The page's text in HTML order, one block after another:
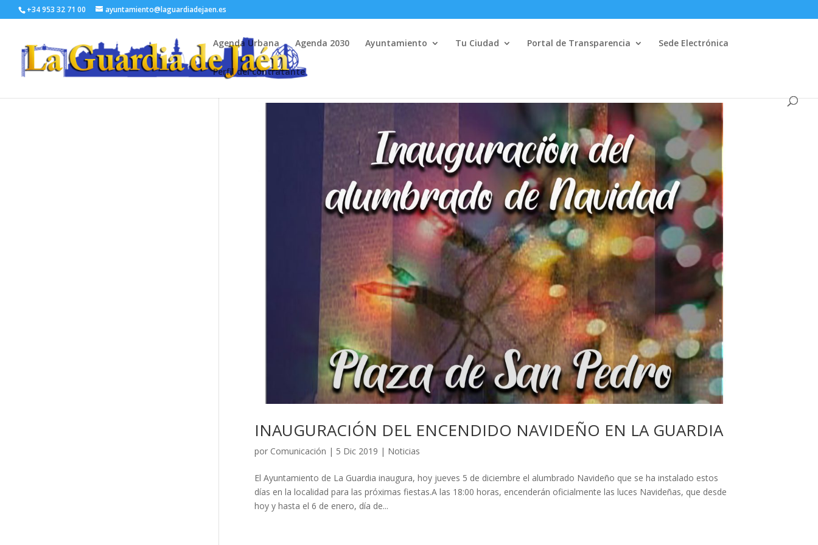
+34 953 32 71 00 ayuntamiento@laguardiadejaen.es
Agenda Urbana Agenda 2030 Ayuntamiento Tu Ciudad Portal de Transparencia Sede Electrónica
Perfil del contratante
INAUGURACIÓN DEL ENCENDIDO NAVIDEÑO EN LA GUARDIA
por Comunicación | 5 Dic 2019 | Noticias
El Ayuntamiento de La Guardia inaugura, hoy jueves 5 de diciembre el alumbrado Navideño que se ha instalado estos
días en la localidad para las próximas fiestas.A las 18:00 horas, encenderán oficialmente las luces Navideñas, que desde
hoy y hasta el 6 de enero, día de...